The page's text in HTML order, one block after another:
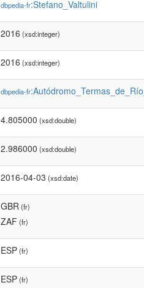
dbpedia-fr:Stefano_Valtulini
2016 (xsd:integer)
2016 (xsd:integer)
dbpedia-fr
4.805000 (xsd:double)
2.986000 (xsd:double)
2016-04-03 (xsd:date)
GBR(fr)
ZAF (fr)
ESP(fr)
ESP(fr)